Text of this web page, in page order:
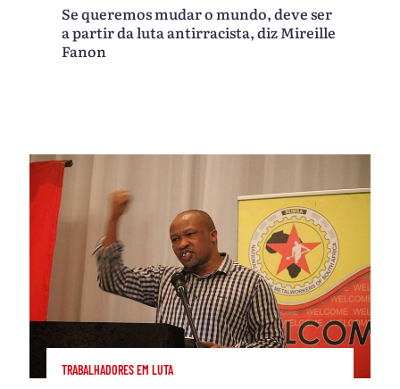
Se queremos mudar o mundo, deve ser
a partir da luta antirracista, diz Mireille
Fanon
TRABALHADORES EM LUTA